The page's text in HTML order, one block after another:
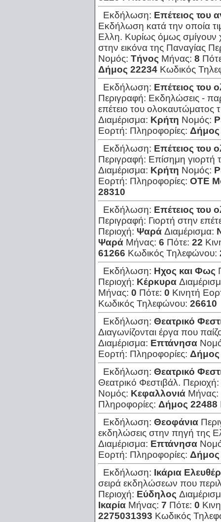
Εκδήλωση: Επέτειος του
Εκδήλωση κατά την οποία
Ελλη. Κυρίως όμως σμίγουν
στην εικόνα της Παναγίας
Νομός: Τήνος Μήνας: 8
Δήμος 22234 Κωδικός
Εκδήλωση: Επέτειος του
Περιγραφή: Εκδηλώσεις -
επέτειο του ολοκαυτώματος
Διαμέρισμα: Κρήτη Νομός:
Εορτή: Πληροφορίες: Δήμος
Εκδήλωση: Επέτειος του
Περιγραφή: Επίσημη γιορτή
Διαμέρισμα: Κρήτη Νομός:
Εορτή: Πληροφορίες: ΟΤΕ
28310
Εκδήλωση: Επέτειος του
Περιγραφή: Γιορτή στην
Περιοχή: Ψαρά Διαμέρισμα:
Ψαρά Μήνας: 6 Πότε: 22
61266 Κωδικός Τηλεφώνου:
Εκδήλωση: Ηχος και Φως
Περιοχή: Κέρκυρα
Μήνας: 0 Πότε: 0 Κινητή
Κωδικός Τηλεφώνου: 26610
Εκδήλωση: Θεατρικό
Διαγωνίζονται έργα που
Διαμέρισμα: Επτάνησα
Εορτή: Πληροφορίες: Δήμος
Εκδήλωση: Θεατρικό
Θεατρικό Φεστιβάλ. Περιοχή:
Νομός: Κεφαλλονιά Μήνας:
Πληροφορίες: Δήμος 22488
Εκδήλωση: Θεοφάνια
εκδηλώσεις στην πηγή της
Διαμέρισμα: Επτάνησα
Εορτή: Πληροφορίες: Δήμος
Εκδήλωση: Ικάρια
σειρά εκδηλώσεων που
Περιοχή: Εύδηλος
Ικαρία Μήνας: 7 Πότε: 0
2275031393 Κωδικός